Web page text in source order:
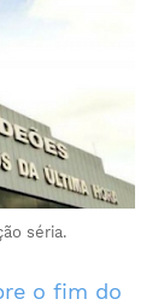
séria.
o fim do